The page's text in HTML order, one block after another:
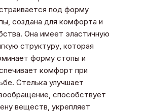
под форму
создана для комфорта и
Она имеет эластичную
структуру, которая
форму стопы и
комфорт при
Стелька улучшает
способствует
веществ, укрепляет